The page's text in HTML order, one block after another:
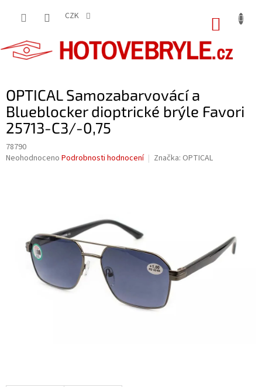
CZK
OPTICAL Samozabarvovácí a
Blueblocker dioptrické brýle Favori
25713-C3/-0,75
78790
Průměrné
hvězdiček.
Neohodnoceno Podrobnosti hodnocení Značka: OPTICAL